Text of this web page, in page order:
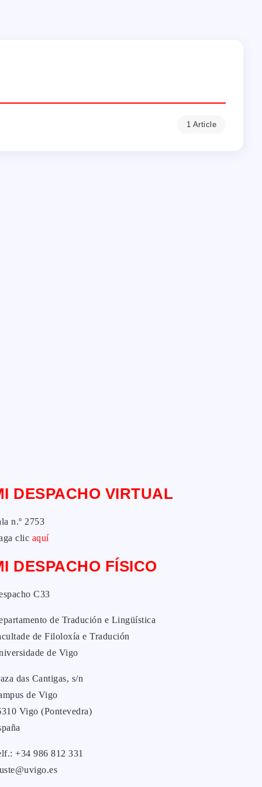
1 Article
DESPACHO VIRTUAL
n.º 2753
clic aquí
DESPACHO FÍSICO
C33
de Tradución e Lingüística
de Filoloxía e Tradución
de Vigo
das Cantigas, s/n
de Vigo
Vigo (Pontevedra)
+34 986 812 331